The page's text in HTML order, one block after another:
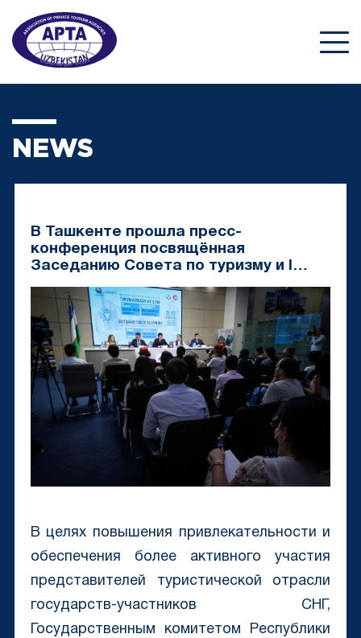
NEWS
В Ташкенте прошла пресс-
конференция посвящённая
Заседанию Совета по туризму и I
В целях повышения привлекательности и
обеспечения более активного участия
представителей туристической отрасли
государств-участников СНГ,
Государственным комитетом Республики